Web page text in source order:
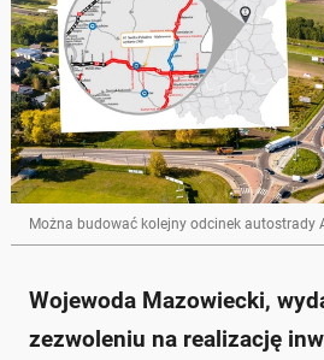
Można budować kolejny odcinek autostrady
Wojewoda Mazowiecki,
zezwoleniu na realizację